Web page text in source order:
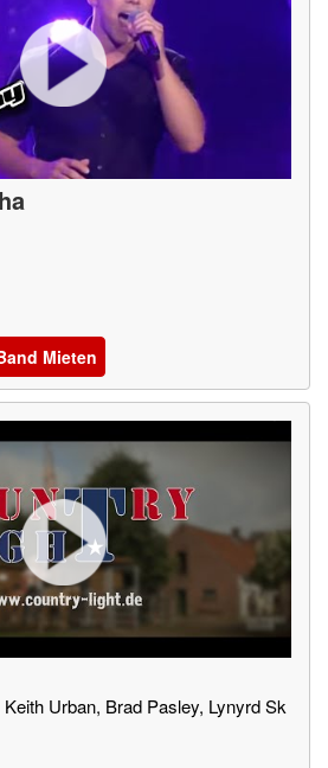
Mieten
Urban, Brad Pasley, Lynyrd Sk